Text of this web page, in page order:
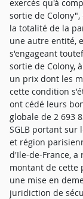
exercés qu'à
sortie de
la totalité de la
une autre entité,
s'engageant
sortie de Colony,
un prix dont les
cette condition
ont cédé leurs
globale de 2 693
SGLB portant sur
et région
d'Ile-de-France,
montant de cette
une mise en
juridiction de